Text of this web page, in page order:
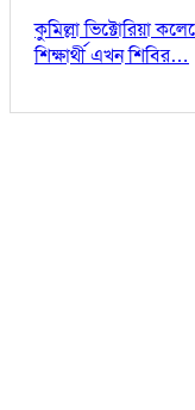
কুমিল্লা ভিক্টোরিয়া
শিক্ষার্থী এখন শিবির…